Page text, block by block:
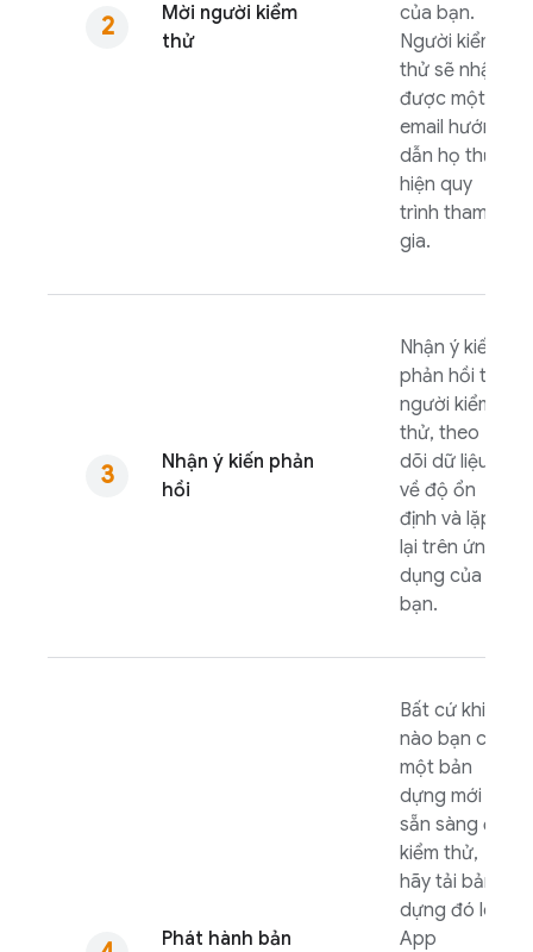
Mời người kiểm
thử
của bạn.
Người kiểm
thử sẽ nhận
được một
email hướng
dẫn họ thực
hiện quy
trình tham
gia.
Nhận ý kiến phản
hồi
Nhận ý kiến
phản hồi từ
người kiểm
thử, theo
dõi dữ liệu
về độ ổn
định và lặp
lại trên ứng
dụng của
bạn.
Phát hành bản
Bất cứ khi
nào bạn có
một bản
dựng mới
sẵn sàng để
kiểm thử,
hãy tải bản
dựng đó lên
App